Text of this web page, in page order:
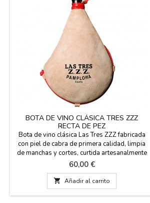
BOTA DE VINO CLÁSICA TRES ZZZ
RECTA DE PEZ
Bota de vino clásica Las Tres ZZZ fabricada
con piel de cabra de primera calidad, limpia
de manchas y cortes, curtida artesanalmente
con interior en pez. Costura de la bota
reforzada mediante triple cosido. Brocal
superior de cierre baquelita, totalmente
hermético. Forma recta, hecha en Pamplona
(España). Lleva las instrucciones de uso y
Precio
60,00 €
 Añadir al carrito